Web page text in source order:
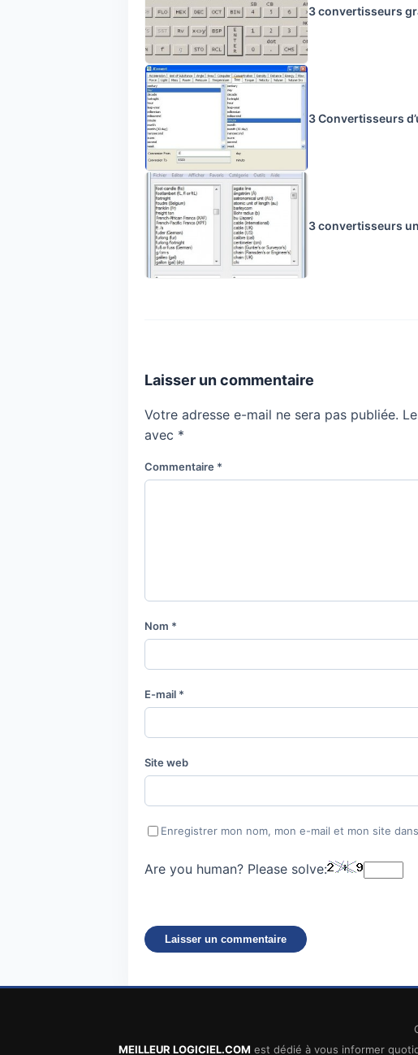
3 convertisseurs
3 Convertisseurs
3 convertisseurs
Laisser un commentaire
Votre adresse e-mail ne sera pas publiée.
avec *
Commentaire *
Nom *
E-mail *
Site web
Enregistrer mon nom, mon e-mail et mon site
Are you human? Please solve:
MEILLEUR LOGICIEL.COM est dédié à vous informer